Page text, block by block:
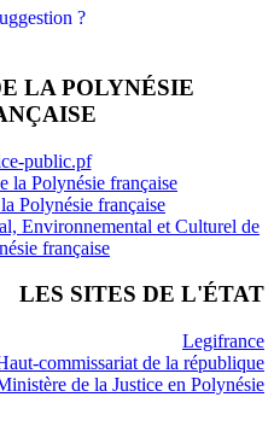
?
LA POLYNÉSIE
public.pf
la Polynésie française
Polynésie française
Environnemental et Culturel de
française
LES SITES DE L'ÉTAT
Legifrance
commissariat de la république
de la Justice en Polynésie